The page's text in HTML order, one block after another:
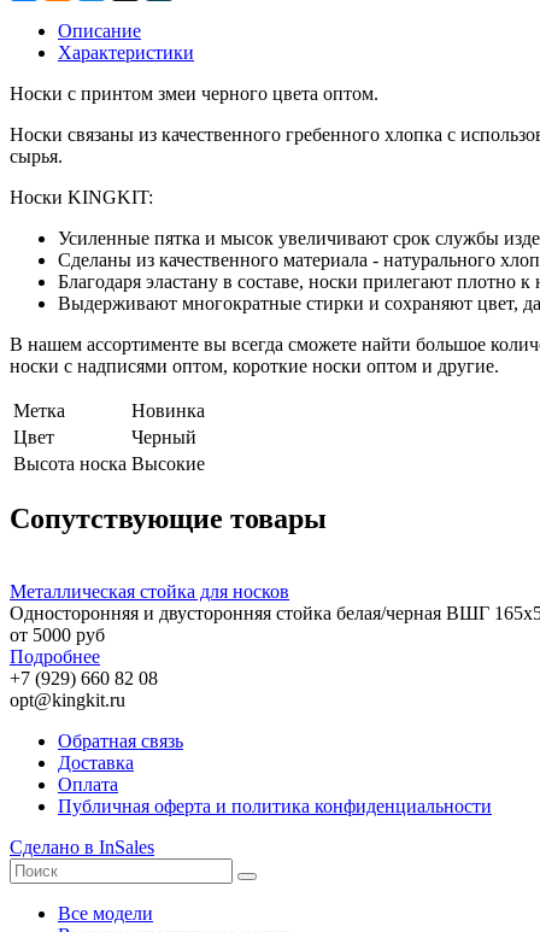
Описание
Характеристики
Носки с принтом змеи черного цвета оптом.
Носки связаны из качественного гребенного хлопка с
сырья.
Носки KINGKIT:
Усиленные пятка и мысок увеличивают срок службы
Сделаны из качественного материала - натурального
Благодаря эластану в составе, носки прилегают плотно к
Выдерживают многократные стирки и сохраняют цвет,
В нашем ассортименте вы всегда сможете найти большое
носки с надписями оптом, короткие носки оптом и другие.
Метка
Новинка
Цвет
Черный
Высота носка Высокие
Сопутствующие товары
Металлическая стойка для носков
Односторонняя и двусторонняя стойка белая/черная ВШГ
от 5000 руб
Подробнее
+7 (929) 660 82 08
opt@kingkit.ru
Обратная связь
Доставка
Оплата
Публичная оферта и политика конфиденциальности
Сделано в InSales
Все модели